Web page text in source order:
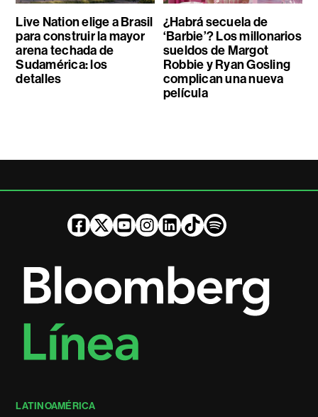
Live Nation elige a Brasil
para construir la mayor
arena techada de
Sudamérica: los
detalles
¿Habrá secuela de
‘Barbie’? Los millonarios
sueldos de Margot
Robbie y Ryan Gosling
complican una nueva
película
LATINOAMÉRICA